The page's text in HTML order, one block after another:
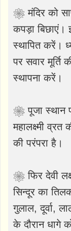
❀ मंदिर को
कपड़ा बिछाएं।
स्थापित करें।
पर सवार मूर्ति
स्थापना करें।
❀ पूजा स्थान
महालक्ष्मी
की परंपरा है।
❀ फिर देवी
सिन्दूर का
गुलाल, दूर्वा,
के दौरान धागे